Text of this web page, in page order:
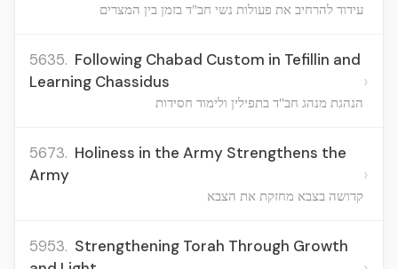
עידוד להרחיב את פעולות נשי חב"ד בזמן בין המצרים
5635. Following Chabad Custom in Tefillin and
Learning Chassidus
הנהגת מנהג חב"ד בתפילין ולימוד חסידות
›
5673. Holiness in the Army Strengthens the
Army
קדושה בצבא מחזקת את הצבא
›
5953. Strengthening Torah Through Growth